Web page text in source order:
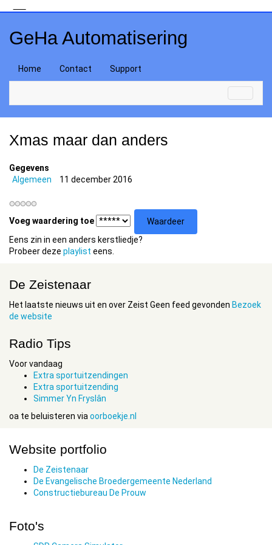
GeHa Automatisering
Home Contact Support
Xmas maar dan anders
Gegevens
Algemeen
11 december 2016
Voeg waardering toe
Eens zin in een anders kerstliedje?
Probeer deze playlist eens.
De Zeistenaar
Het laatste nieuws uit en over Zeist Geen feed gevonden Bezoek
de website
Radio Tips
Voor vandaag
Extra sportuitzendingen
Extra sportuitzending
Simmer Yn Fryslân
oa te beluisteren via oorboekje.nl
Website portfolio
De Zeistenaar
De Evangelische Broedergemeente Nederland
Constructiebureau De Prouw
Foto's